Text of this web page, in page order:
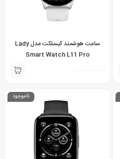
ساعت هوشمند کیسلکت مدل Lady
Smart Watch L11 Pro
ناموجود